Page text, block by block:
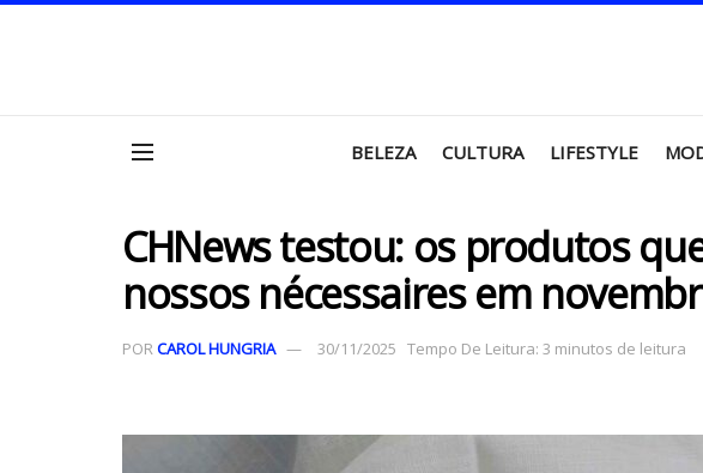
BELEZA CULTURA LIFESTYLE
CHNews testou: os produtos
nossos nécessaires em
POR CAROL HUNGRIA 30/11/2025 Tempo De Leitura: 3 minutos de leitura